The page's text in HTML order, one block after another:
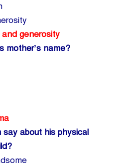
and generosity
mother’s name?
about his physical